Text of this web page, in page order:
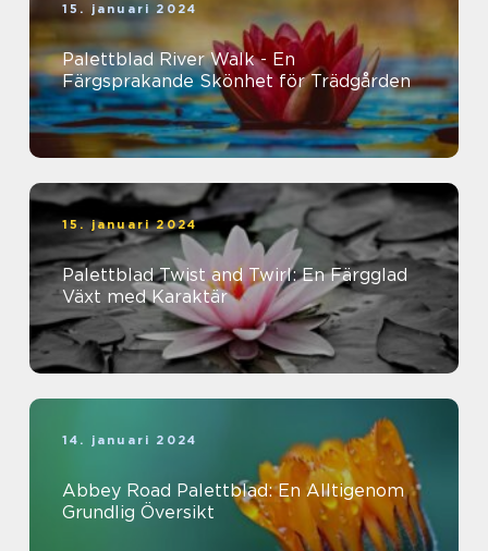
15. januari 2024
Palettblad River Walk - En
Färgsprakande Skönhet för Trädgården
15. januari 2024
Palettblad Twist and Twirl: En Färgglad
Växt med Karaktär
14. januari 2024
Abbey Road Palettblad: En Alltigenom
Grundlig Översikt